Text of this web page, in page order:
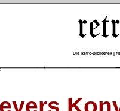
Die Retro-Bibliothek |